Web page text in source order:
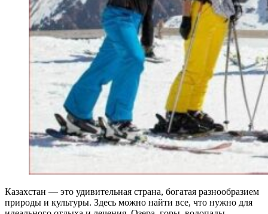
Казахстан — это удивительная страна, богатая разнообразием
природы и культуры. Здесь можно найти все, что нужно для